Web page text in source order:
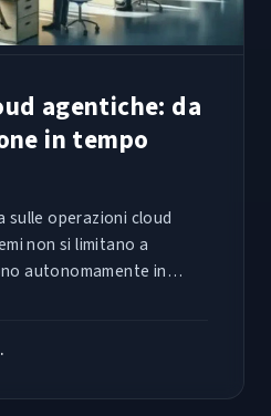
agentiche: da
in tempo
sulle operazioni cloud
non si limitano a
autonomamente in